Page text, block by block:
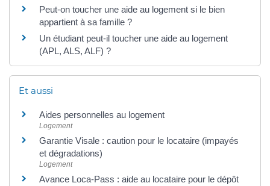
Peut-on toucher une aide au logement si le bien
appartient à sa famille ?
Un étudiant peut-il toucher une aide au logement
(APL, ALS, ALF) ?
Et aussi
Aides personnelles au logement
Logement
Garantie Visale : caution pour le locataire (impayés
et dégradations)
Logement
Avance Loca-Pass : aide au locataire pour le dépôt